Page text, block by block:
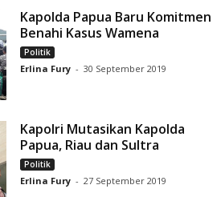
Kapolda Papua Baru Komitmen
Benahi Kasus Wamena
Politik
Erlina Fury - 30 September 2019
Kapolri Mutasikan Kapolda
Papua, Riau dan Sultra
Politik
Erlina Fury - 27 September 2019